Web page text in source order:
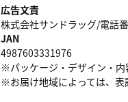
広告文責
株式会社サンドラッグ/電話
JAN
4987603331976
※パッケージ・デザイン・内
※お届け地域によっては、表